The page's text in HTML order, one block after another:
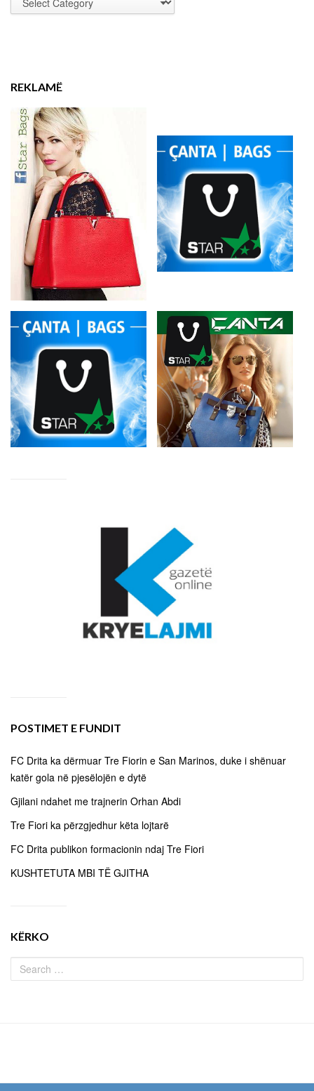
REKLAMË
POSTIMET E FUNDIT
FC Drita ka dërmuar Tre Fiorin e San Marinos, duke i shënuar
katër gola në pjesëlojën e dytë
Gjilani ndahet me trajnerin Orhan Abdi
Tre Fiori ka përzgjedhur këta lojtarë
FC Drita publikon formacionin ndaj Tre Fiori
KUSHTETUTA MBI TË GJITHA
KËRKO